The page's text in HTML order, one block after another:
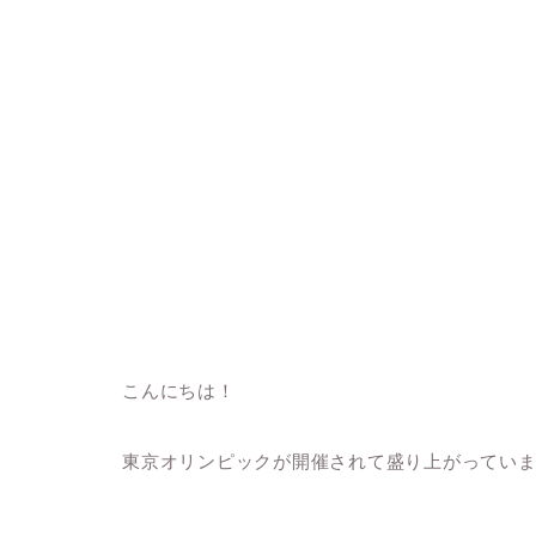
こんにちは！
東京オリンピックが開催されて盛り上がってい